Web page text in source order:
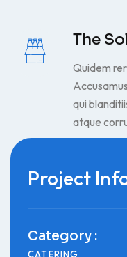
The
Quidem
qui
atque
Project
Category :
CATERING